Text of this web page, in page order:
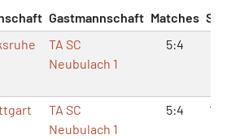
Gastmannschaft Matches
TA SC
Neubulach 1
5:4
TA SC
Neubulach 1
5:4